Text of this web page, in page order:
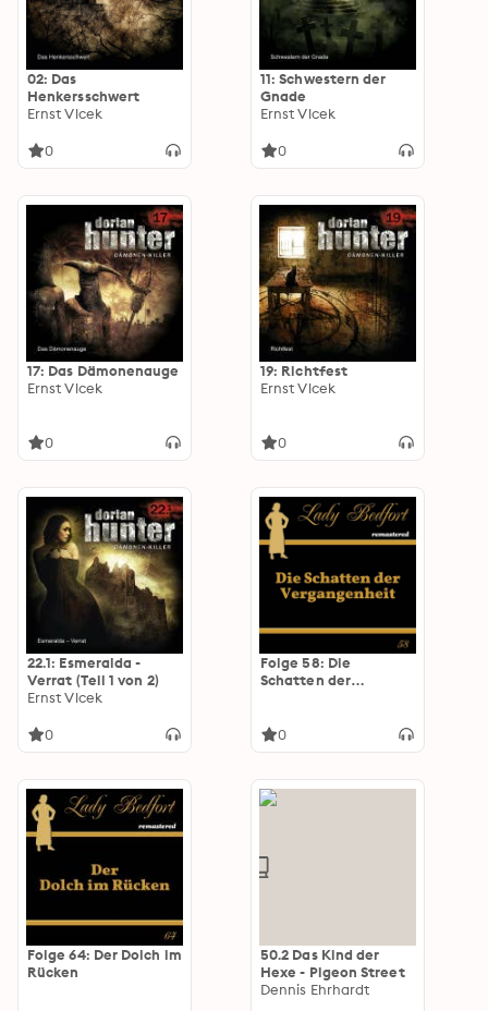
02: Das
Henkersschwert
Ernst Vlcek
0
11: Schwestern der
Gnade
Ernst Vlcek
0
17: Das Dämonenauge
Ernst Vlcek
0
19: Richtfest
Ernst Vlcek
0
22.1: Esmeralda -
Verrat (Teil 1 von 2)
Ernst Vlcek
0
Folge 58: Die
Schatten der
0
Folge 64: Der Dolch im
Rücken
50.2 Das Kind der
Hexe - Pigeon Street
Dennis Ehrhardt